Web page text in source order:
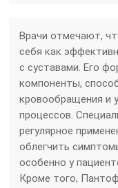
Врачи отмечают,
себя как
с суставами. Его
компоненты,
кровообращения и
процессов.
регулярное
облегчить
особенно у
Кроме того,